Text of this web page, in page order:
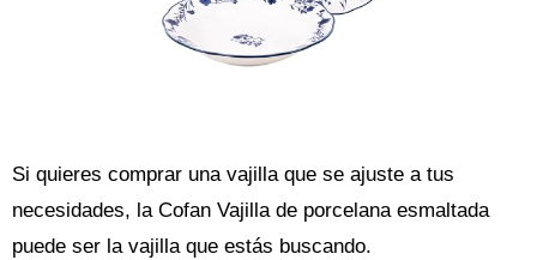
Si quieres comprar una vajilla que se ajuste a tus
necesidades, la Cofan Vajilla de porcelana esmaltada
puede ser la vajilla que estás buscando.